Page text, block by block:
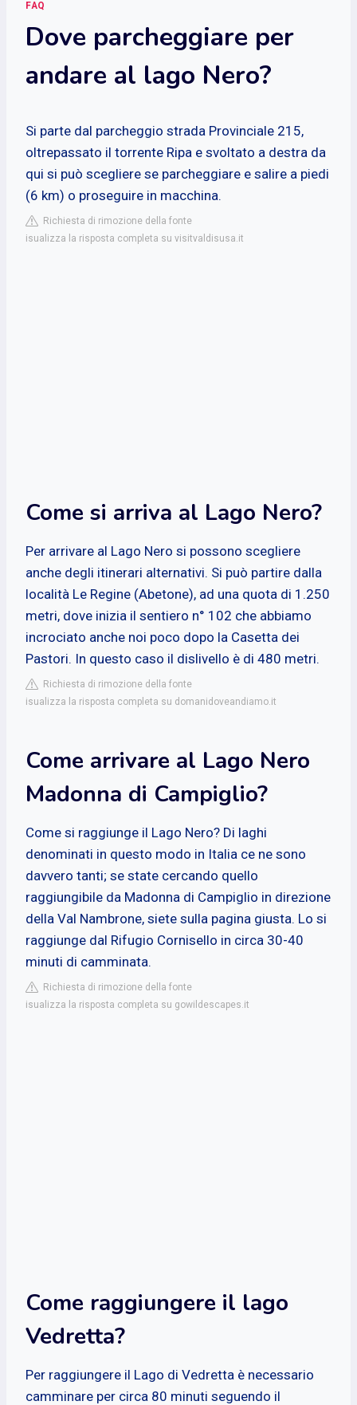
FAQ
Dove parcheggiare per
andare al lago Nero?
Si parte dal parcheggio strada Provinciale 215,
oltrepassato il torrente Ripa e svoltato a destra da
qui si può scegliere se parcheggiare e salire a piedi
(6 km) o proseguire in macchina.
Richiesta di rimozione della fonte
isualizza la risposta completa su visitvaldisusa.it
Come si arriva al Lago Nero?
Per arrivare al Lago Nero si possono scegliere
anche degli itinerari alternativi. Si può partire dalla
località Le Regine (Abetone), ad una quota di 1.250
metri, dove inizia il sentiero n° 102 che abbiamo
incrociato anche noi poco dopo la Casetta dei
Pastori. In questo caso il dislivello è di 480 metri.
Richiesta di rimozione della fonte
isualizza la risposta completa su domanidoveandiamo.it
Come arrivare al Lago Nero
Madonna di Campiglio?
Come si raggiunge il Lago Nero? Di laghi
denominati in questo modo in Italia ce ne sono
davvero tanti; se state cercando quello
raggiungibile da Madonna di Campiglio in direzione
della Val Nambrone, siete sulla pagina giusta. Lo si
raggiunge dal Rifugio Cornisello in circa 30-40
minuti di camminata.
Richiesta di rimozione della fonte
isualizza la risposta completa su gowildescapes.it
Come raggiungere il lago
Vedretta?
Per raggiungere il Lago di Vedretta è necessario
camminare per circa 80 minuti seguendo il